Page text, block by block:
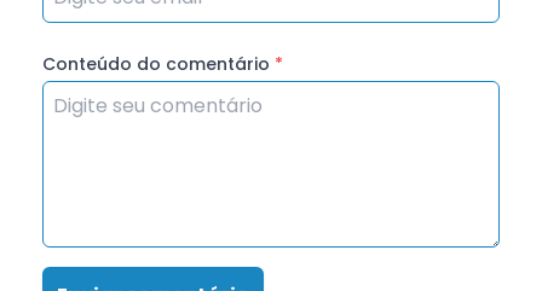
Conteúdo do comentário *